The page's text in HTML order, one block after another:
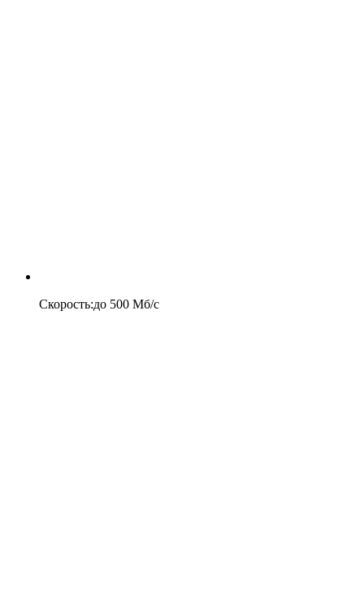
Скорость:до 500 Мб/c